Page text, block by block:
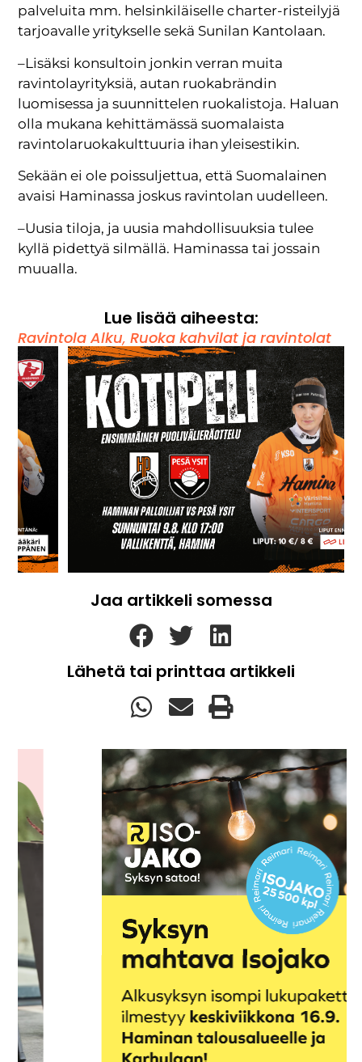
palveluita mm. helsinkiläiselle charter-risteilyjä
tarjoavalle yritykselle sekä Sunilan Kantolaan.
–Lisäksi konsultoin jonkin verran muita
ravintolayrityksiä, autan ruokabrändin
luomisessa ja suunnittelen ruokalistoja. Haluan
olla mukana kehittämässä suomalaista
ravintolaruokakulttuuria ihan yleisestikin.
Sekään ei ole poissuljettua, että Suomalainen
avaisi Haminassa joskus ravintolan uudelleen.
–Uusia tiloja, ja uusia mahdollisuuksia tulee
kyllä pidettyä silmällä. Haminassa tai jossain
muualla.
Lue lisää aiheesta:
Ravintola Alku,Ruoka kahvilat ja ravintolat
Jaa artikkeli somessa
Lähetä tai printtaa artikkeli